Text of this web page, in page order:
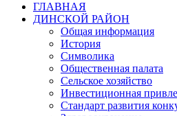
ГЛАВНАЯ
ДИНСКОЙ РАЙОН
Общая информация
История
Символика
Общественная палата
Сельское хозяйство
Инвестиционная
Стандарт развития